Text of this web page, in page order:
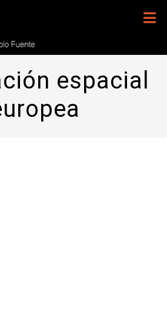
espacial